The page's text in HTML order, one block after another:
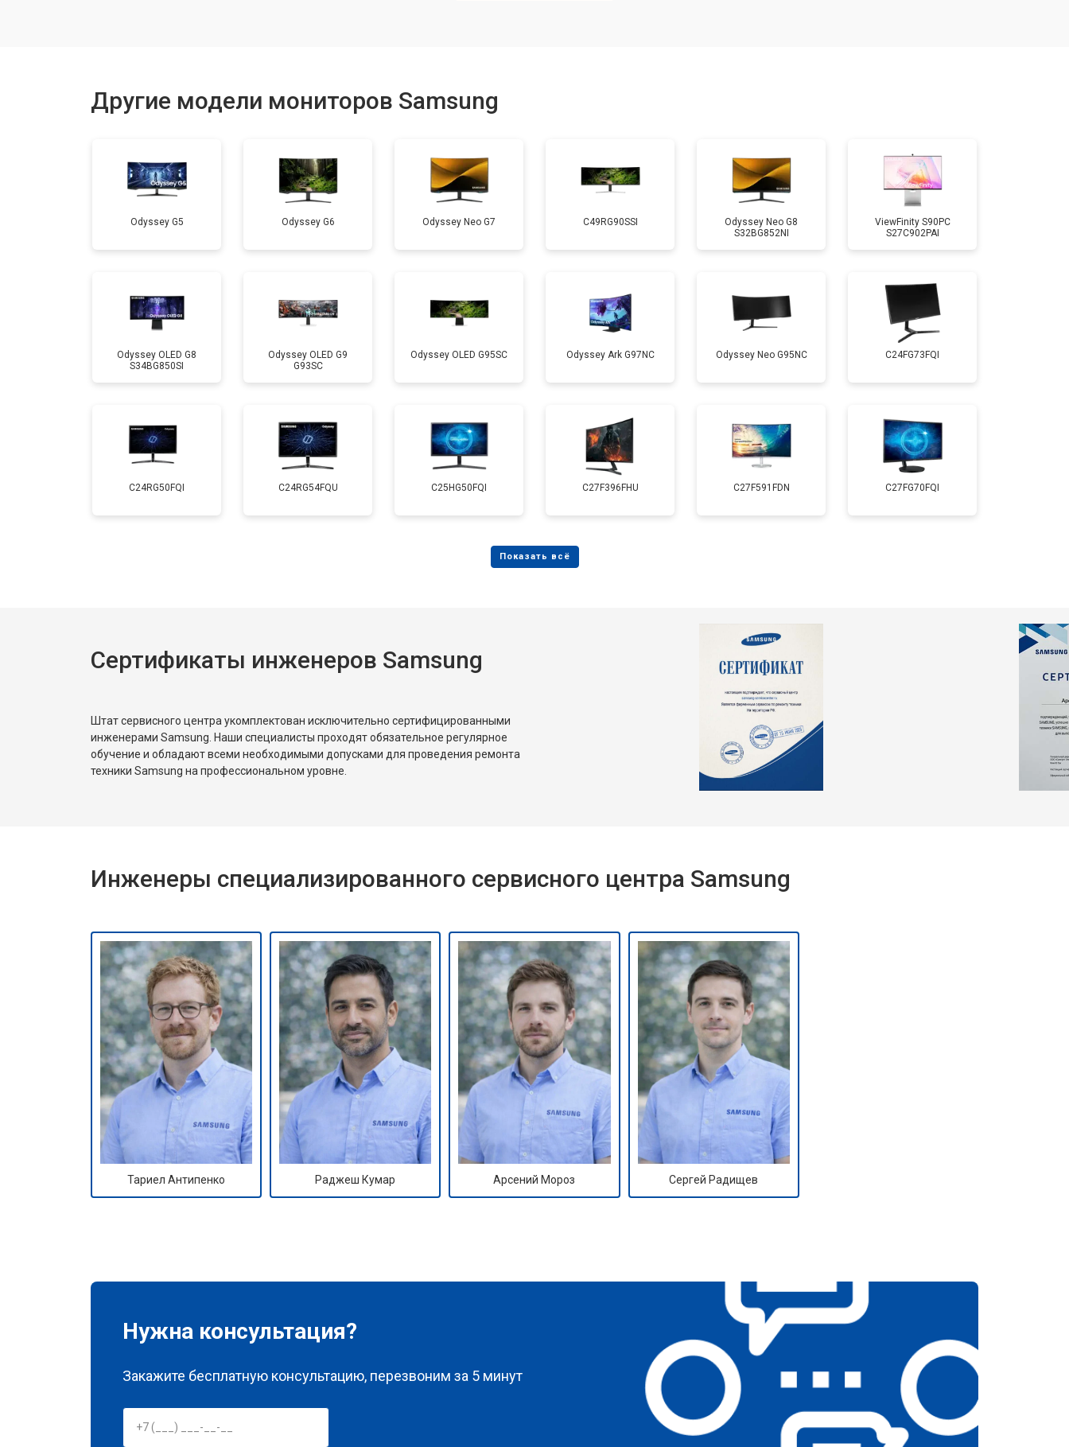
Другие модели мониторов Samsung
Odyssey G5 Odyssey G6 Odyssey Neo G7 C49RG90SSI
Odyssey Neo G8
S32BG852NI
ViewFinity S90PC
S27C902PAI
Odyssey OLED G8
S34BG850SI
Odyssey OLED G9
G93SC
Odyssey OLED G95SC Odyssey Ark G97NC Odyssey Neo G95NC C24FG73FQI
C24RG50FQI C24RG54FQU C25HG50FQI C27F396FHU C27F591FDN C27FG70FQI
Сертификаты инженеров Samsung
Штат сервисного центра укомплектован исключительно сертифицированными
инженерами Samsung. Наши специалисты проходят обязательное регулярное
обучение и обладают всеми необходимыми допусками для проведения ремонта
техники Samsung на профессиональном уровне.
Инженеры специализированного сервисного центра Samsung
Тариел Антипенко Раджеш Кумар Арсений Мороз Сергей Радищев
Нужна консультация?
Закажите бесплатную консультацию, перезвоним за 5 минут